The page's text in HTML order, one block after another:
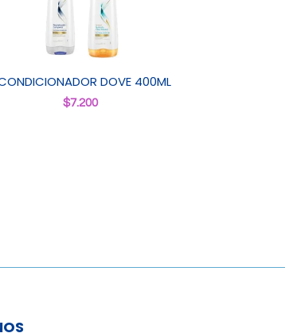
DOVE 400ML
$7.200